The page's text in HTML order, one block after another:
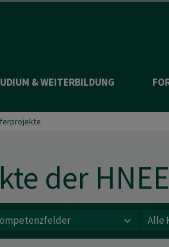
& WEITERBILDUNG
der HNEE